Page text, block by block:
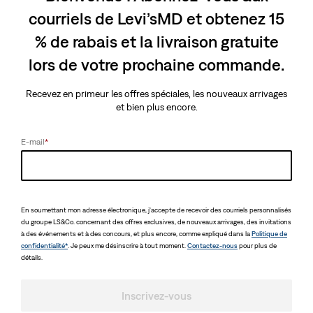
courriels de Levi’sMD et obtenez 15
% de rabais et la livraison gratuite
lors de votre prochaine commande.
Recevez en primeur les offres spéciales, les nouveaux arrivages
et bien plus encore.
E-mail*
En soumettant mon adresse électronique, j'accepte de recevoir des courriels personnalisés
du groupe LS&Co. concernant des offres exclusives, de nouveaux arrivages, des invitations
à des événements et à des concours, et plus encore, comme expliqué dans laPolitique de
confidentialité* . Je peux me désinscrire à tout moment. Contactez-nouspour plus de
détails.
Inscrivez-vous